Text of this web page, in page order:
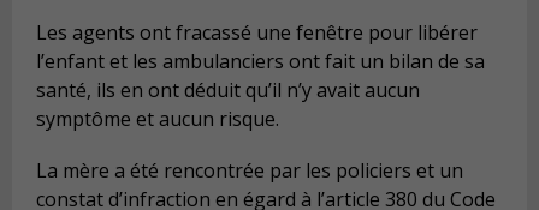
Les agents ont fracassé une fenêtre pour libérer
l’enfant et les ambulanciers ont fait un bilan de sa
santé, ils en ont déduit qu’il n’y avait aucun
symptôme et aucun risque.
La mère a été rencontrée par les policiers et un
constat d’infraction en égard à l’article 380 du Code